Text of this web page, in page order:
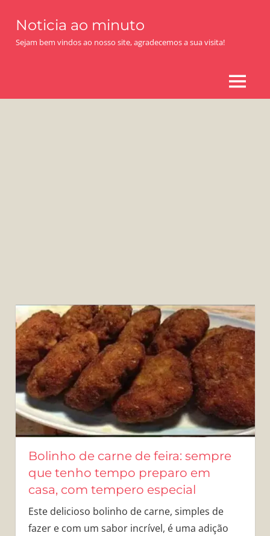
content
Noticia ao minuto
Sejam bem vindos ao nosso site, agradecemos a sua visita!
MENU
Bolinho de carne de feira: sempre
que tenho tempo preparo em
casa, com tempero especial
Este delicioso bolinho de carne, simples de
fazer e com um sabor incrível, é uma adição